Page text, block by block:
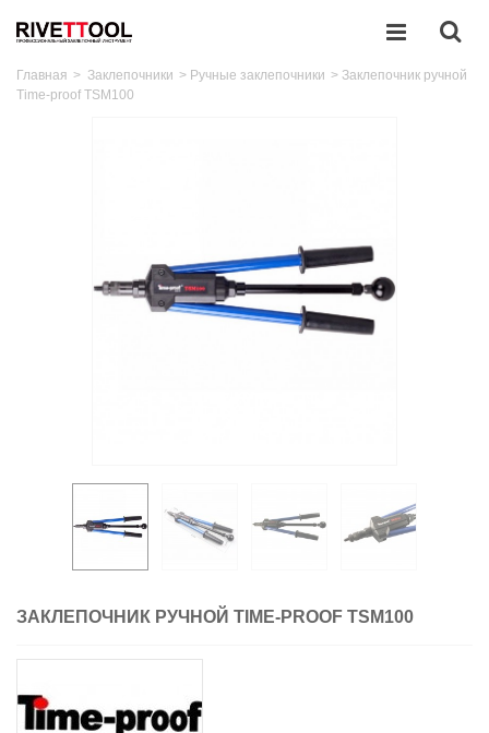
Главная > Заклепочники > Ручные заклепочники > Заклепочник ручной
Time-proof TSM100
ЗАКЛЕПОЧНИК РУЧНОЙ TIME-PROOF TSM100